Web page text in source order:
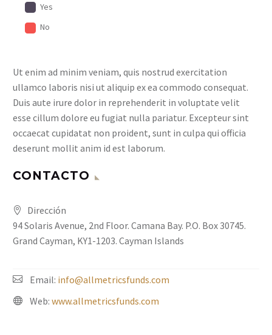
Yes
No
Ut enim ad minim veniam, quis nostrud exercitation
ullamco laboris nisi ut aliquip ex ea commodo consequat.
Duis aute irure dolor in reprehenderit in voluptate velit
esse cillum dolore eu fugiat nulla pariatur. Excepteur sint
occaecat cupidatat non proident, sunt in culpa qui officia
deserunt mollit anim id est laborum.
CONTACTO
Dirección
94 Solaris Avenue, 2nd Floor. Camana Bay. P.O. Box 30745.
Grand Cayman, KY1-1203. Cayman Islands
Email: info@allmetricsfunds.com
Web: www.allmetricsfunds.com